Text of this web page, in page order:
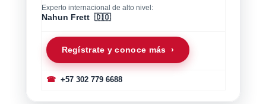
Experto internacional de alto nivel:
Nahun Frett 🇩🇴
Regístrate y conoce más ›
☎+57 302 779 6688